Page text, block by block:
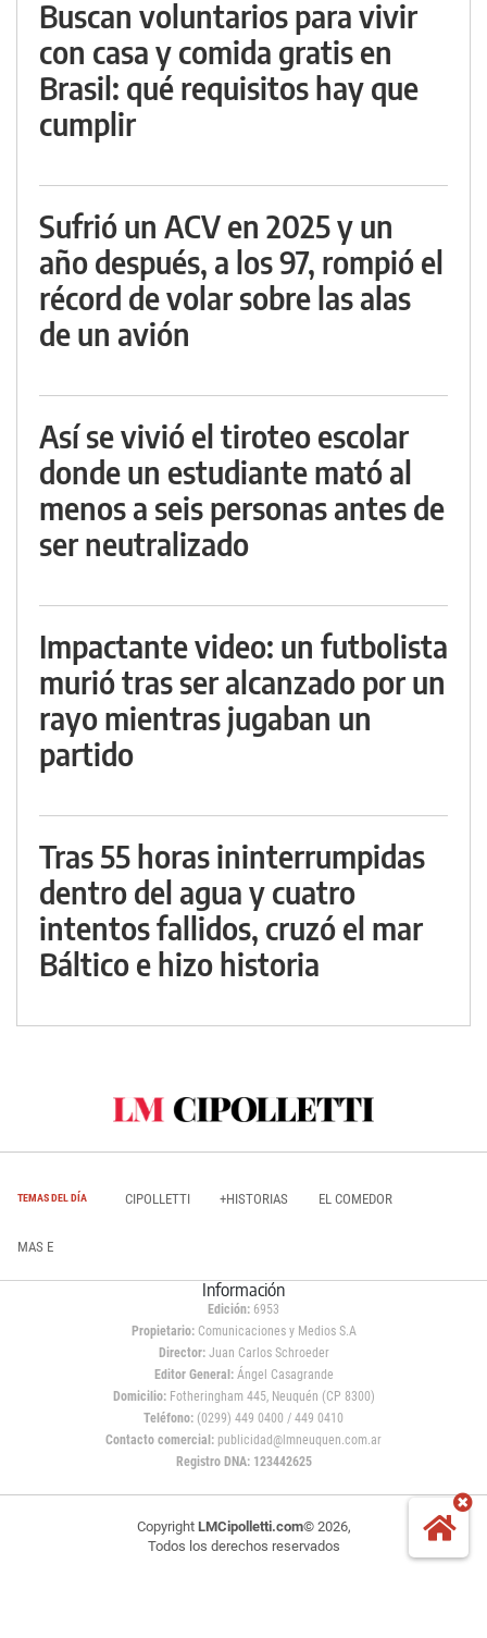
Buscan voluntarios para vivir
con casa y comida gratis en
Brasil: qué requisitos hay que
cumplir
Sufrió un ACV en 2025 y un
año después, a los 97, rompió el
récord de volar sobre las alas
de un avión
Así se vivió el tiroteo escolar
donde un estudiante mató al
menos a seis personas antes de
ser neutralizado
Impactante video: un futbolista
murió tras ser alcanzado por un
rayo mientras jugaban un
partido
Tras 55 horas ininterrumpidas
dentro del agua y cuatro
intentos fallidos, cruzó el mar
Báltico e hizo historia
TEMAS DEL DÍA CIPOLLETTI +HISTORIAS EL COMEDOR
MAS E
Información
Edición: 6953
Propietario:Comunicaciones y Medios S.A
Director: Juan Carlos Schroeder
Editor General:Ángel Casagrande
Domicilio:Fotheringham 445, Neuquén (CP 8300)
Teléfono: (0299) 449 0400 / 449 0410
Contacto comercial: publicidad@lmneuquen.com.ar
Registro DNA: 123442625
Copyright LMCipolletti.com© 2026,
Todos los derechos reservados